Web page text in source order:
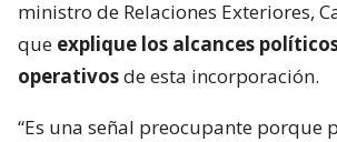
ministro de Relaciones Exteriores,
que explique los alcances
operativosde esta incorporación.
“Es una señal preocupante porque